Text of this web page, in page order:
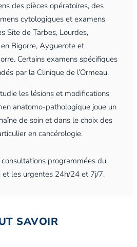
des pièces opératoires, des
cytologiques et examens
Site de Tarbes, Lourdes,
Bigorre, Ayguerote et
Certains examens spécifiques
par la Clinique de l’Ormeau.
les lésions et modifications
anatomo-pathologique joue un
de soin et dans le choix des
en cancérologie.
consultations programmées du
et les urgentes 24h/24 et 7j/7.
SAVOIR